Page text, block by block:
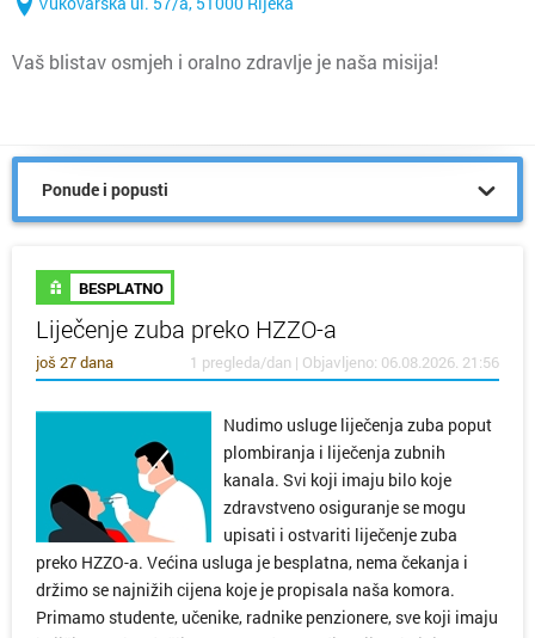
Vaš blistav osmjeh i oralno zdravlje je naša misija!
Ponude i popusti
BESPLATNO
Liječenje zuba preko HZZO-a
još 27 dana 1 pregleda/dan | Objavljeno: 06.08.2026. 21:56
Nudimo usluge liječenja zuba poput
plombiranja i liječenja zubnih
kanala. Svi koji imaju bilo koje
zdravstveno osiguranje se mogu
upisati i ostvariti liječenje zuba
preko HZZO-a. Većina usluga je besplatna, nema čekanja i
držimo se najnižih cijena koje je propisala naša komora.
Primamo studente, učenike, radnike penzionere, sve koji imaju